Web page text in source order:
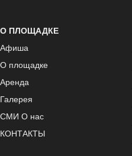
О ПЛОЩАДКЕ
Афиша
О площадке
Аренда
Галерея
СМИ О нас
КОНТАКТЫ